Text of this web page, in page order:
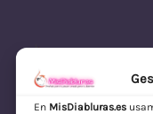
En MisDiabluras.es